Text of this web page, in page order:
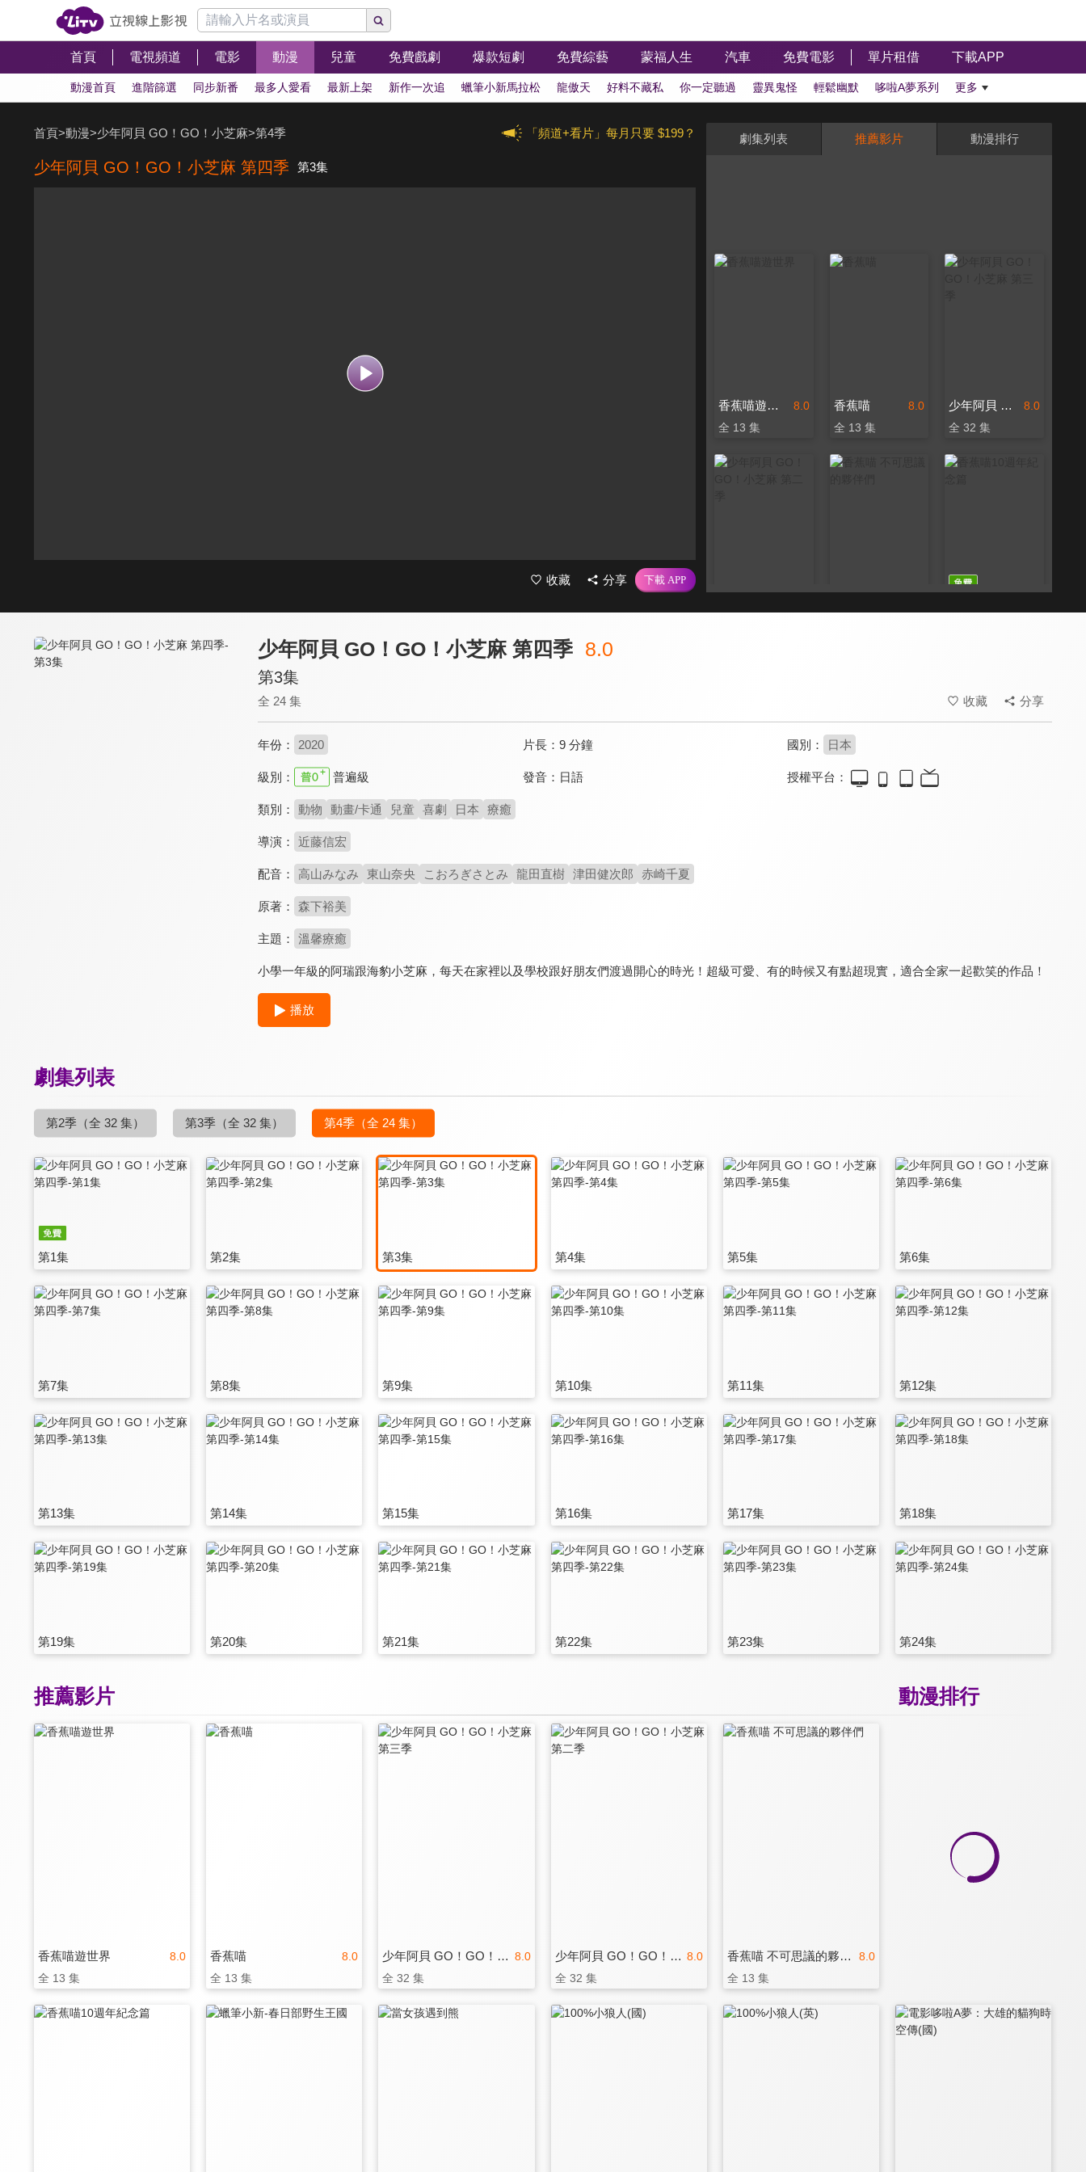
首頁 電視頻道 電影 動漫 兒童 免費戲劇 爆款短劇 免費綜藝 蒙福人生 汽車 免費電影 單片租借 下載APP
動漫首頁 進階篩選 同步新番 最多人愛看 最新上架 新作一次追 蠟筆小新馬拉松 龍傲天 好料不藏私 你一定聽過 靈異鬼怪 輕鬆幽默 哆啦A夢系列 更多
「頻道+看片」每月只要 $199？
首頁>動漫>少年阿貝 GO！GO！小芝麻>第4季
少年阿貝 GO！GO！小芝麻 第四季 第3集
收藏 分享
劇集列表 推薦影片 動漫排行
8.0
香蕉喵遊世界
全 13 集
8.0
香蕉喵
全 13 集
8.0
少年阿貝 GO！GO！小芝麻 第三季
全 32 集
少年阿貝 GO！GO！小芝麻 第四季 8.0
第3集
全 24 集 收藏 分享
年份： 2020 片長： 9 分鐘 國別： 日本
級別： 普遍級 發音： 日語 授權平台：
類別： 動物 動畫/卡通 兒童 喜劇 日本 療癒
導演： 近藤信宏
配音： 高山みなみ 東山奈央 こおろぎさとみ 龍田直樹 津田健次郎 赤崎千夏
原著： 森下裕美
主題： 溫馨療癒
小學一年級的阿瑞跟海豹小芝麻，每天在家裡以及學校跟好朋友們渡過開心的時光！超級可愛、有的時候又有點超現實，適合全家一起歡笑的作品！
播放
劇集列表
第2季 （全 32 集） 第3季 （全 32 集） 第4季 （全 24 集）
第1集 第2集 第3集 第4集 第5集 第6集
第7集 第8集 第9集 第10集 第11集 第12集
第13集 第14集 第15集 第16集 第17集 第18集
第19集 第20集 第21集 第22集 第23集 第24集
動漫排行
推薦影片
8.0
香蕉喵遊世界
全 13 集
8.0
香蕉喵
全 13 集
8.0
少年阿貝 GO！GO！小芝麻 第三季
全 32 集
8.0
少年阿貝 GO！GO！小芝麻 第二季
全 32 集
8.0
香蕉喵 不可思議的夥伴們
全 13 集